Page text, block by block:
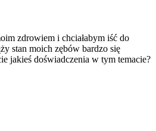
zdrowiem i chciałabym iść do
stan moich zębów bardzo się
jakieś doświadczenia w tym temacie?